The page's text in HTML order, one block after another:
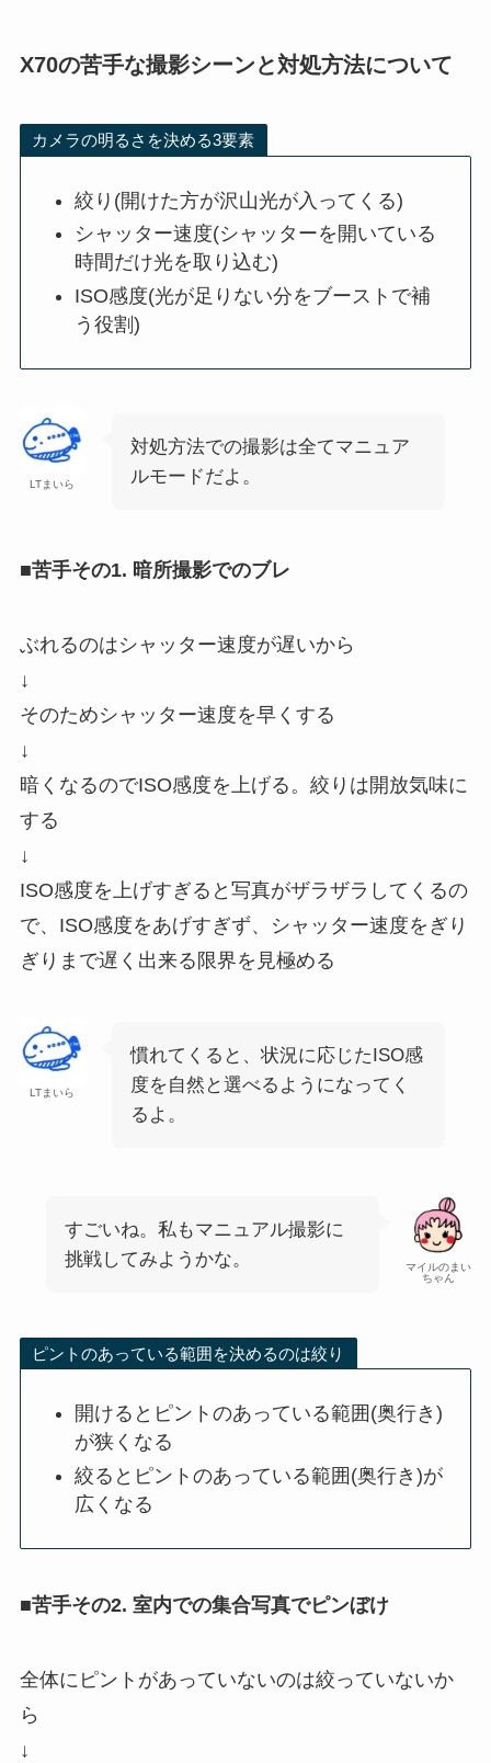
X70の苦手な撮影シーンと対処方法について
カメラの明るさを決める3要素
絞り(開けた方が沢山光が入ってくる)
シャッター速度(シャッターを開いている
時間だけ光を取り込む)
ISO感度(光が足りない分をブーストで補
う役割)
LTまいら
対処方法での撮影は全てマニュア
ルモードだよ。
■苦手その1. 暗所撮影でのブレ
ぶれるのはシャッター速度が遅いから
↓
そのためシャッター速度を早くする
↓
暗くなるのでISO感度を上げる。絞りは開放気味に
する
↓
ISO感度を上げすぎると写真がザラザラしてくるの
で、ISO感度をあげすぎず、シャッター速度をぎり
ぎりまで遅く出来る限界を見極める
LTまいら
慣れてくると、状況に応じたISO感
度を自然と選べるようになってく
るよ。
マイルのまい
ちゃん
すごいね。私もマニュアル撮影に
挑戦してみようかな。
ピントのあっている範囲を決めるのは絞り
開けるとピントのあっている範囲(奥行き)
が狭くなる
絞るとピントのあっている範囲(奥行き)が
広くなる
■苦手その2. 室内での集合写真でピンぼけ
全体にピントがあっていないのは絞っていないか
ら
↓